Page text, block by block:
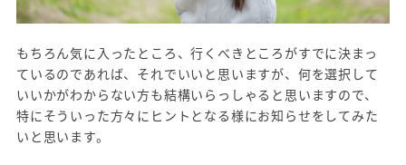
もちろん気に入ったところ、行くべきところがすでに決まっ
ているのであれば、それでいいと思いますが、何を選択して
いいかがわからない方も結構いらっしゃると思いますので、
特にそういった方々にヒントとなる様にお知らせをしてみた
いと思います。